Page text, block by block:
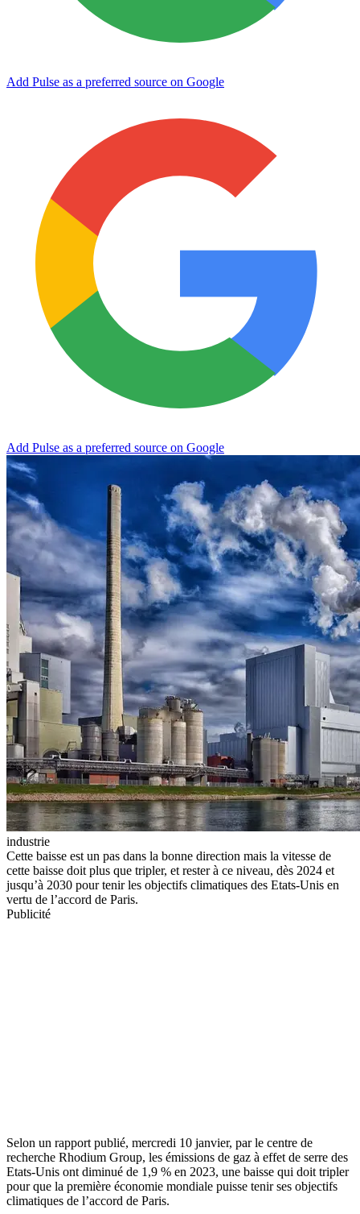
Add Pulse as a preferred source on Google
Add Pulse as a preferred source on Google
industrie
Cette baisse est un pas dans la bonne direction mais la vitesse de
cette baisse doit plus que tripler, et rester à ce niveau, dès 2024 et
jusqu’à 2030 pour tenir les objectifs climatiques des Etats-Unis en
vertu de l’accord de Paris.
Publicité
Selon un rapport publié, mercredi 10 janvier, par le centre de
recherche Rhodium Group, les émissions de gaz à effet de serre des
Etats-Unis ont diminué de 1,9 % en 2023, une baisse qui doit tripler
pour que la première économie mondiale puisse tenir ses objectifs
climatiques de l’accord de Paris.